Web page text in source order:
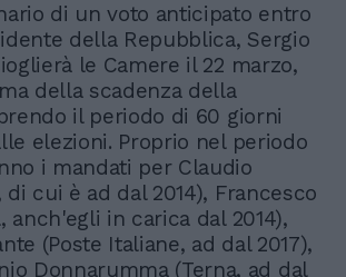
di un voto anticipato entro
della Repubblica, Sergio
le Camere il 22 marzo,
della scadenza della
il periodo di 60 giorni
elezioni. Proprio nel periodo
i mandati per Claudio
di cui è ad dal 2014), Francesco
anch'egli in carica dal 2014),
(Poste Italiane, ad dal 2017),
Donnarumma (Terna, ad dal